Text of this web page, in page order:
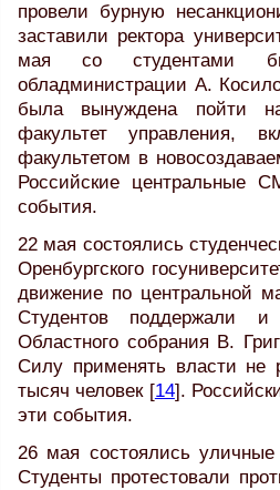
провели бурную
заставили ректора
мая со студентами
обладминистрации А.
была вынуждена пойти
факультет управления,
факультетом в
Российские центральные
события.
22 мая состоялись
Оренбургского
движение по центральной
Студентов поддержали и
Областного собрания В.
Силу применять власти не
тысяч человек [14].
эти события.
26 мая состоялись уличные
Студенты протестовали